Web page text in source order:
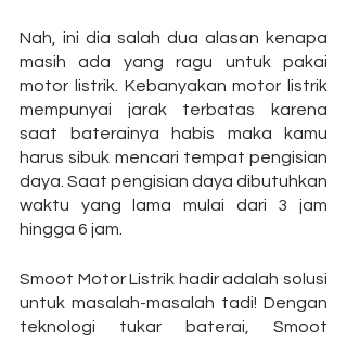
Nah, ini dia salah dua alasan kenapa
masih ada yang ragu untuk pakai
motor listrik. Kebanyakan motor listrik
mempunyai jarak terbatas karena
saat baterainya habis maka kamu
harus sibuk mencari tempat pengisian
daya. Saat pengisian daya dibutuhkan
waktu yang lama mulai dari 3 jam
hingga 6 jam.
Smoot Motor Listrik hadir adalah solusi
untuk masalah-masalah tadi! Dengan
teknologi tukar baterai, Smoot